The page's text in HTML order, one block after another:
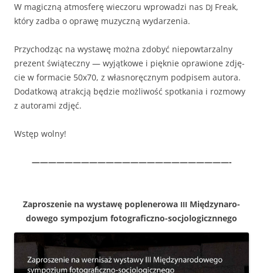
W mag­iczną atmos­ferę wiec­zoru wprowadzi nas DJ Freak,
który zad­ba o oprawę muzy­czną wydarzenia.
Przy­chodząc na wys­tawę moż­na zdobyć niepow­tarzal­ny
prezent świąteczny — wyjątkowe i pięknie opraw­ione zdję­
cie w for­ma­cie 50x70, z włas­noręcznym pod­pisem auto­ra.
Dodatkową atrakcją będzie możli­wość spotka­nia i roz­mowy
z autora­mi zdjęć.
Wstęp wol­ny!
————————————————————————-
Zaprosze­nie na wys­tawę poplen­erowa III Między­nar­o­
dowego sym­pozjum fotograficzno-socjologicznnego